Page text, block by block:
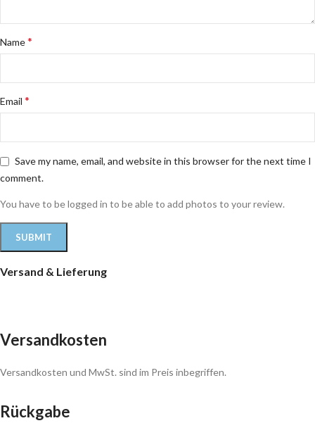
Name*
Email *
Save my name, email, and website in this browser for the next time I
comment.
You have to be logged in to be able to add photos to your review.
Versand & Lieferung
Versandkosten
Versandkosten und MwSt. sind im Preis inbegriffen.
Rückgabe